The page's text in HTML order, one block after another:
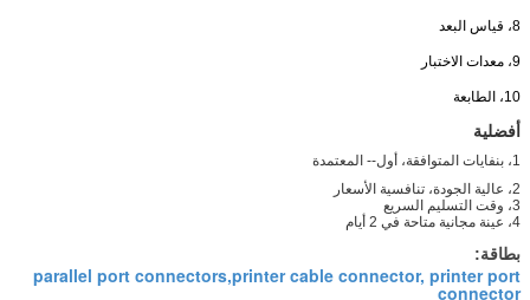
8، قياس البعد
9، معدات الاختبار
10، الطابعة
أفضلية
1، بنفايات المتوافقة، أول-- المعتمدة
2، عالية الجودة، تنافسية الأسعار
3، وقت التسليم السريع
4، عينة مجانية متاحة في 2 أيام
بطاقة:
parallel port connectors,printer cable connector, printer port
connector